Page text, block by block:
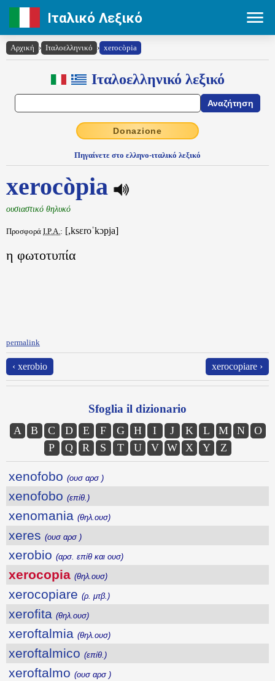
Ιταλικό Λεξικό
Αρχική › Ιταλοελληνικό › xerocòpia
Ιταλοελληνικό λεξικό
Donazione
Πηγαίνετε στο ελληνο-ιταλικό λεξικό
xerocòpia
ουσιαστικό θηλυκό
Προσφορά I.P.A.: [,ksɛroˈkɔpja]
η φωτοτυπία
permalink
‹ xerobio xerocopiare ›
Sfoglia il dizionario
A B C D E F G H I J K L M N
O
P
Q R S T U V W X Y Z
xenofobo (ουσ αρσ )
xenofobo (επίθ.)
xenomania (θηλ.ουσ)
xeres (ουσ αρσ )
xerobio (αρσ. επίθ και ουσ)
xerocopia (θηλ.ουσ)
xerocopiare (ρ. μτβ.)
xerofita (θηλ.ουσ)
xeroftalmia (θηλ.ουσ)
xeroftalmico (επίθ.)
xeroftalmo (ουσ αρσ )